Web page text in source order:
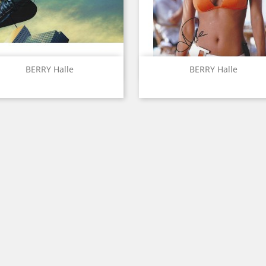
BERRY Halle
Aperçu rapide BERRY Halle
Aperçu rapide